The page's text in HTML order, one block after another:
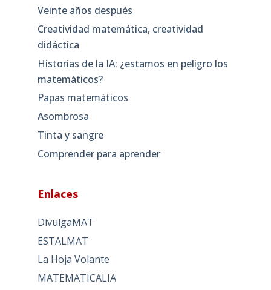
Veinte años después
Creatividad matemática, creatividad
didáctica
Historias de la IA: ¿estamos en peligro los
matemáticos?
Papas matemáticos
Asombrosa
Tinta y sangre
Comprender para aprender
Enlaces
DivulgaMAT
ESTALMAT
La Hoja Volante
MATEMATICALIA